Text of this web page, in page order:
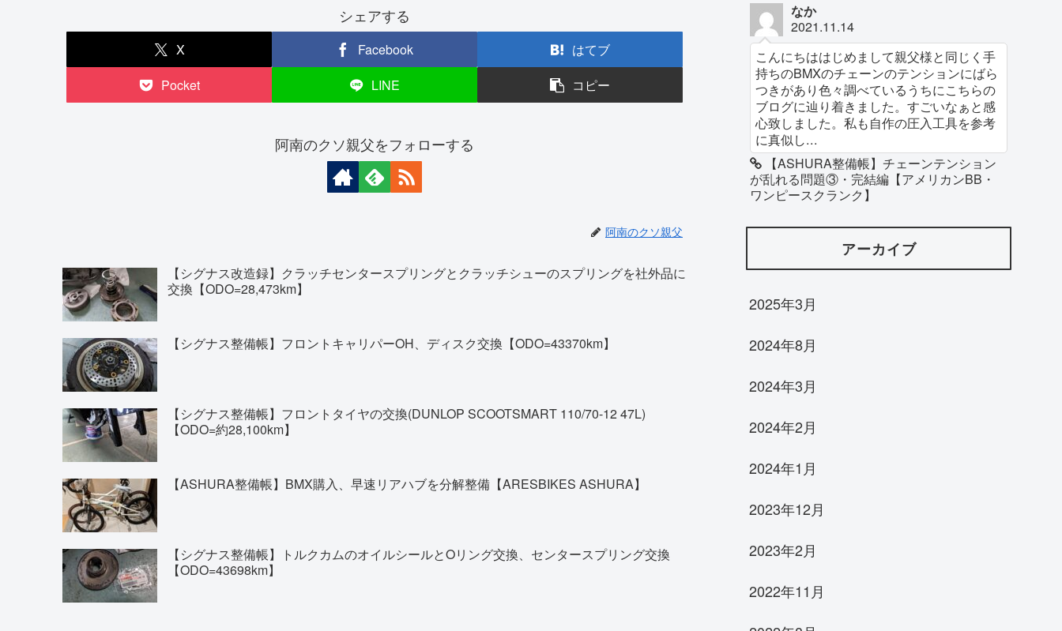
シェアする
X Facebook
はてブ
Pocket
LINE コピー
阿南のクソ親父をフォローする
阿南のクソ親父
【シグナス改造録】クラッチセンタースプリングとクラッチシューのスプリングを社外品に
交換【ODO=28,473km】
【シグナス整備帳】フロントキャリパーOH、ディスク交換【ODO=43370km】
【シグナス整備帳】フロントタイヤの交換(DUNLOP SCOOTSMART 110/70-12 47L)
【ODO=約28,100km】
【ASHURA整備帳】BMX購入、早速リアハブを分解整備【ARESBIKES ASHURA】
【シグナス整備帳】トルクカムのオイルシールとOリング交換、センタースプリング交換
【ODO=43698km】
なか
2021.11.14
こんにちははじめまして親父様と同じく手
持ちのBMXのチェーンのテンションにばら
つきがあり色々調べているうちにこちらの
ブログに辿り着きました。すごいなぁと感
心致しました。私も自作の圧入工具を参考
に真似し...
【ASHURA整備帳】チェーンテンション
が乱れる問題③・完結編【アメリカンBB・
ワンピースクランク】
アーカイブ
2025年3月
2024年8月
2024年3月
2024年2月
2024年1月
2023年12月
2023年2月
2022年11月